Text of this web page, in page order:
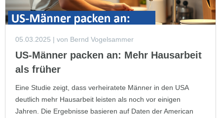
05.03.2025 | von Bernd Vogelsammer
US-Männer packen an: Mehr Hausarbeit
als früher
Eine Studie zeigt, dass verheiratete Männer in den USA
deutlich mehr Hausarbeit leisten als noch vor einigen
Jahren. Die Ergebnisse basieren auf Daten der American